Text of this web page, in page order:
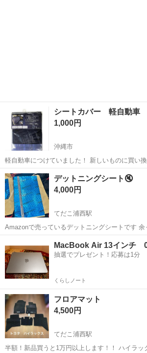
シートカバー 軽自動車
1,000円
沖縄市
軽自動車につけていました！ 新しいものに買い換
いかた、よろしくお願いいたします🙇 試用期間
す
沖縄 沖縄市 内装、インテリア
デットニングシート🔇
4,000円
てだこ浦西駅
Amazonで売っているデットニングシートです 余
寸法は40センチの25センチです！枚数は２０枚
内張の中などに貼ると走ってる時の音などが、静
場所などでエンジンの音...
内装、イ
MacBook Air 13インチ
抽選でプレゼント！応募は1分
くらしノート
フロアマット
4,500円
てだこ浦西駅
半額！新品買うと1万円以上します！！ ハイラックス フロアマット